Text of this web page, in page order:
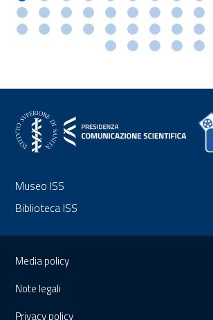
Museo ISS
Biblioteca ISS
Media policy
Note legali
Privacy policy